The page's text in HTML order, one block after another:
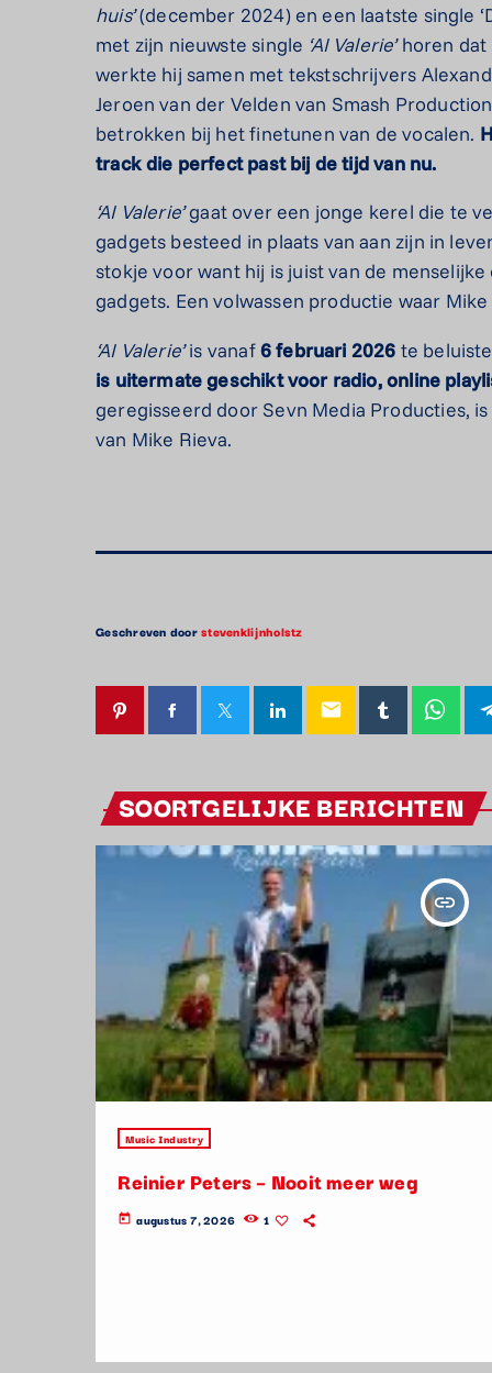
huis’(december 2024) en een laatste single
met zijn nieuwste single ‘AI Valerie’horen dat
werkte hij samen met tekstschrijvers
Jeroen van der Velden van Smash
betrokken bij het finetunen van de vocalen.
track die perfect past bij de tijd van nu.
‘AI Valerie’gaat over een jonge kerel die te
gadgets besteed in plaats van aan zijn in
stokje voor want hij is juist van de
gadgets. Een volwassen productie waar
‘AI Valerie’is vanaf6 februari 2026 te
is uitermate geschikt voor radio, online
geregisseerd door Sevn Media Producties,
van Mike Rieva.
Geschreven doorstevenklijnholstz
email
SOORTGELIJKE BERICHTEN
insert_link
Music Industry
Reinier Peters – Nooit meer weg
today augustus 7, 2026 1